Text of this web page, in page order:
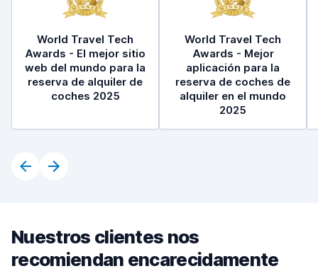
World Travel Tech
Awards - El mejor sitio
web del mundo para la
reserva de alquiler de
coches 2025
World Travel Tech
Awards - Mejor
aplicación para la
reserva de coches de
alquiler en el mundo
2025
Nuestros clientes nos
recomiendan encarecidamente